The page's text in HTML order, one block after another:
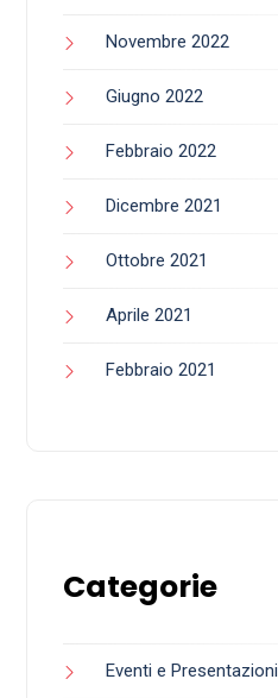
Novembre 2022
Giugno 2022
Febbraio 2022
Dicembre 2021
Ottobre 2021
Aprile 2021
Febbraio 2021
Categorie
Eventi e Presentazioni